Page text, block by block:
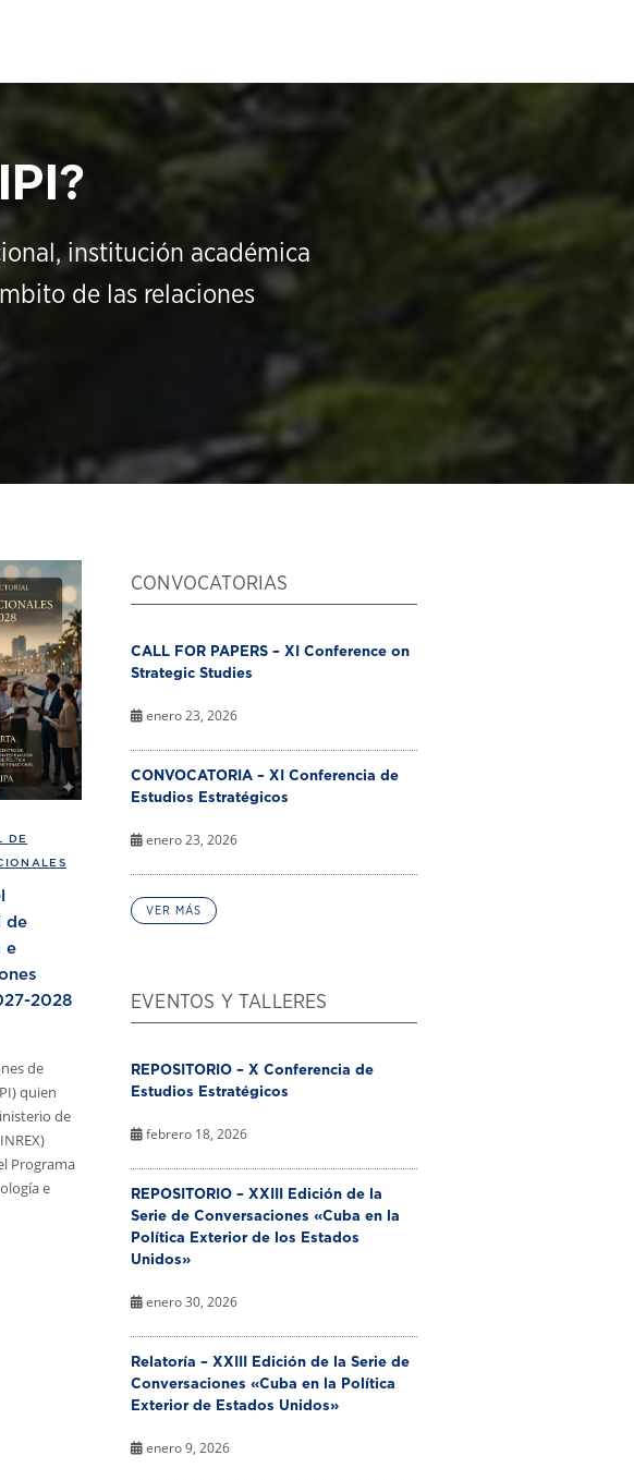
institución académica
de las relaciones
DE
de
e
2028
de
quien
de
Programa
e
CONVOCATORIAS
CALL FOR PAPERS – XI Conference on
Strategic Studies
enero 23, 2026
CONVOCATORIA – XI Conferencia de
Estudios Estratégicos
enero 23, 2026
VER MÁS
EVENTOS Y TALLERES
REPOSITORIO – X Conferencia de
Estudios Estratégicos
febrero 18, 2026
REPOSITORIO – XXIII Edición de la
Serie de Conversaciones «Cuba en la
Política Exterior de los Estados
Unidos»
enero 30, 2026
Relatoría – XXIII Edición de la Serie de
Conversaciones «Cuba en la Política
Exterior de Estados Unidos»
enero 9, 2026